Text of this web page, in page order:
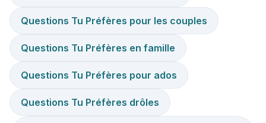
Questions Tu Préfères pour les couples
Questions Tu Préfères en famille
Questions Tu Préfères pour ados
Questions Tu Préfères drôles